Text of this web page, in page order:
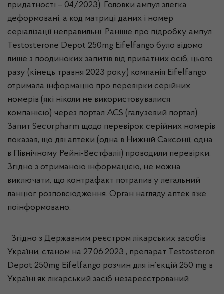
придатності – 04/2023). Головки ампул злегка
деформовані, а код матриці даних і номер
серіалізації неправильні. Раніше про підробку ампул
Testosterone Depot 250mg Eifelfango було відомо
лише з поодиноких запитів від приватних осіб, цього
разу (кінець травня 2023 року) компанія Eifelfango
отримала інформацію про перевірки серійних
номерів (які ніколи не використовувалися
компанією) через портал ACS (галузевий портал).
Запит Securpharm щодо перевірок серійних номерів
показав, що дві аптеки (одна в Нижній Саксонії, одна
в Північному Рейні-Вестфалії) проводили перевірки.
Згідно з отриманою інформацією, не можна
виключати, що контрафакт потрапив у легальний
ланцюг розповсюдження. Орган нагляду аптек вже
поінформовано.
Згідно з Державним реєстром лікарських засобів
України, станом на 27.06.2023 , препарат Testosteron
Depot 250mg Eifelfango розчин для ін’єкцій 250 mg в
Україні як лікарський засіб незареєстрований